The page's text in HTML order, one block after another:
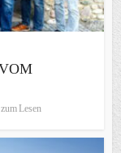
Lesen